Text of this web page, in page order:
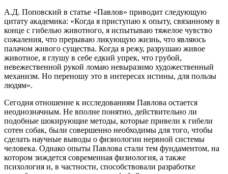
А.Д. Поповский в статье «Павлов» приводит следующую
цитату академика: «Когда я приступаю к опыту, связанному в
конце с гибелью животного, я испытываю тяжелое чувство
сожаления, что прерываю ликующую жизнь, что являюсь
палачом живого существа. Когда я режу, разрушаю живое
животное, я глушу в себе едкий упрек, что грубой,
невежественной рукой ломаю невыразимо художественный
механизм. Но переношу это в интересах истины, для пользы
людям».
Сегодня отношение к исследованиям Павлова остается
неоднозначным. Не вполне понятно, действительно ли
подобные шокирующие методы, которые привели к гибели
сотен собак, были совершенно необходимы для того, чтобы
сделать научные выводы о физиологии нервной системы
человека. Однако опыты Павлова стали тем фундаментом, на
котором зиждется современная физиология, а также
психология и, в частности, способствовали разработке